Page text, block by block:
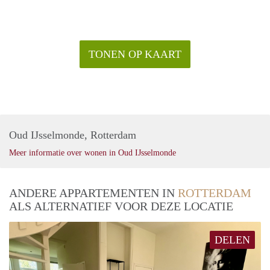
concessies te hoeven doen aan stijl en comfort. Zoek je een
Interesse? Neem snel contact met ons op en wie weet heten
we je binnenkort welkom aan de Piet Smitkade 422!
TONEN OP KAART
Oud IJsselmonde, Rotterdam
Meer informatie over wonen in Oud IJsselmonde
ANDERE APPARTEMENTEN IN ROTTERDAM
ALS ALTERNATIEF VOOR DEZE LOCATIE
DELEN